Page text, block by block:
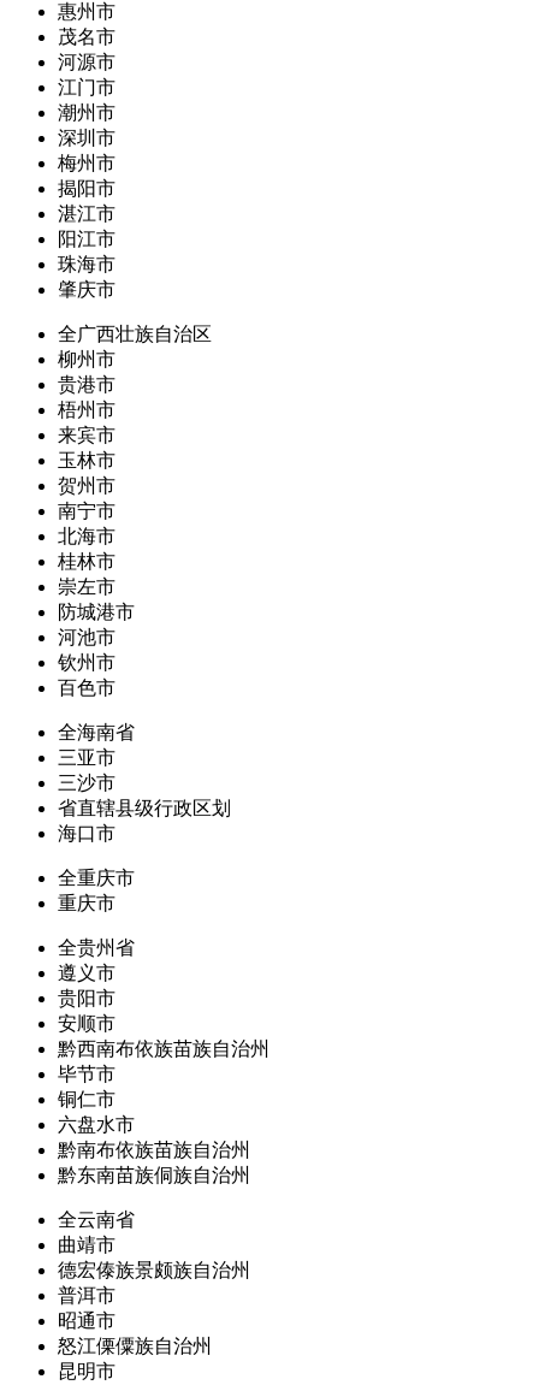
惠州市
茂名市
河源市
江门市
潮州市
深圳市
梅州市
揭阳市
湛江市
阳江市
珠海市
肇庆市
全广西壮族自治区
柳州市
贵港市
梧州市
来宾市
玉林市
贺州市
南宁市
北海市
桂林市
崇左市
防城港市
河池市
钦州市
百色市
全海南省
三亚市
三沙市
省直辖县级行政区划
海口市
全重庆市
重庆市
全贵州省
遵义市
贵阳市
安顺市
黔西南布依族苗族自治州
毕节市
铜仁市
六盘水市
黔南布依族苗族自治州
黔东南苗族侗族自治州
全云南省
曲靖市
德宏傣族景颇族自治州
普洱市
昭通市
怒江傈僳族自治州
昆明市